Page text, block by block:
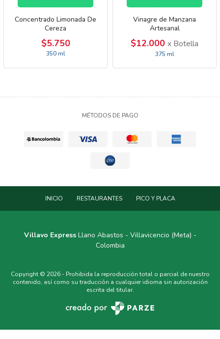
Concentrado Limonada De
Cereza
$5.750
350 ml
Vinagre de Manzana
Artesanal
$12.000 x Botella
375 ml
MÉTODOS DE PAGO
INICIO RESTAURANTES PICO Y PLACA
Villavo ExpressLlano Abastos - Villavicencio (Meta) -
Colombia
Copyright © 2026 - Prohibida la reproducción total o parcial de nuestro
contenido, así como su traducción a cualquier idioma sin autorización
escrita del titular.